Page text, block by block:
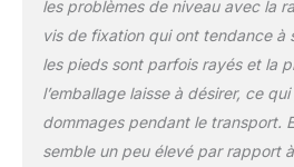
les problèmes de niveau avec la
vis de fixation qui ont tendance à
les pieds sont parfois rayés et la
l’emballage laisse à désirer, ce
dommages pendant le transport.
semble un peu élevé par rapport